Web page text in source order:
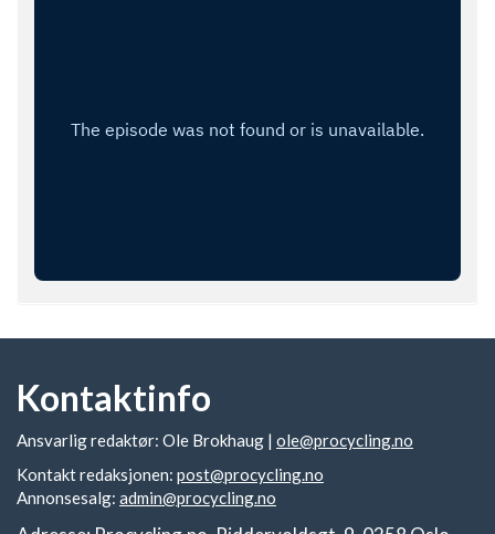
Kontaktinfo
Ansvarlig redaktør: Ole Brokhaug | ole@procycling.no
Kontakt redaksjonen: post@procycling.no
Annonsesalg: admin@procycling.no